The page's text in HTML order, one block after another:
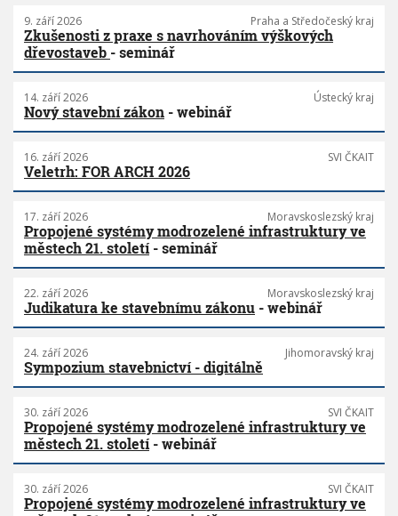
9. září 2026 Praha a Středočeský kraj
Zkušenosti z praxe s navrhováním výškových
dřevostaveb - seminář
14. září 2026 Ústecký kraj
Nový stavební zákon - webinář
16. září 2026 SVI ČKAIT
Veletrh: FOR ARCH 2026
17. září 2026 Moravskoslezský kraj
Propojené systémy modrozelené infrastruktury ve
městech 21. století- seminář
22. září 2026 Moravskoslezský kraj
Judikatura ke stavebnímu zákonu - webinář
24. září 2026 Jihomoravský kraj
Sympozium stavebnictví - digitálně
30. září 2026 SVI ČKAIT
Propojené systémy modrozelené infrastruktury ve
městech 21. století- webinář
30. září 2026 SVI ČKAIT
Propojené systémy modrozelené infrastruktury ve